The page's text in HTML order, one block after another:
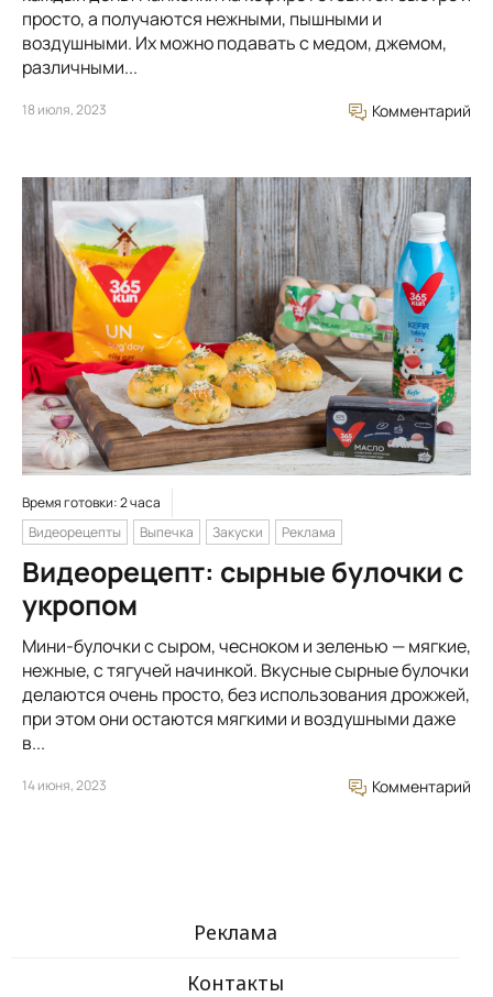
просто, а получаются нежными, пышными и
воздушными. Их можно подавать с медом, джемом,
различными...
18 июля, 2023 Комментарий
Время готовки: 2 часа
Видеорецепты
Выпечка Закуски Реклама
Видеорецепт: сырные булочки с
укропом
Мини-булочки с сыром, чесноком и зеленью — мягкие,
нежные, с тягучей начинкой. Вкусные сырные булочки
делаются очень просто, без использования дрожжей,
при этом они остаются мягкими и воздушными даже
в...
14 июня, 2023 Комментарий
Реклама
Контакты